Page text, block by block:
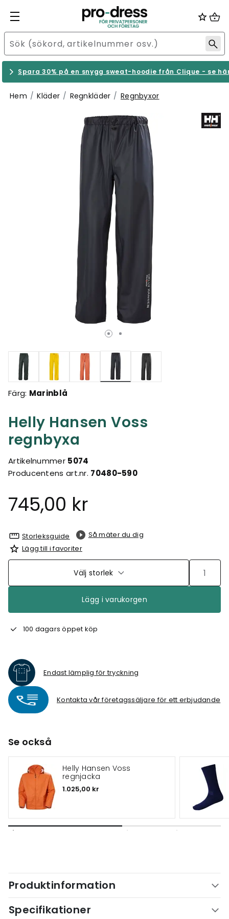
Spara 30% på en snygg sweat-hoodie från Clique - se
Hem Kläder Regnkläder Regnbyxor
Helly Hansen Voss
regnbyxa
Artikelnummer 5074
Producentens art.nr. 70480-590
745,00 kr
Valda
Färg: Marinblå
Storleksguide
Så mäter du dig
Lägg till i favoriter
Välj storlek
Lägg i varukorgen
100 dagars öppet köp
Endast lämplig för tryckning
Kontakta vår företagssäljare för ett erbjudande
Se också
Helly Hansen Voss
regnjacka
1.025,00 kr
Produktinformation
Specifikationer